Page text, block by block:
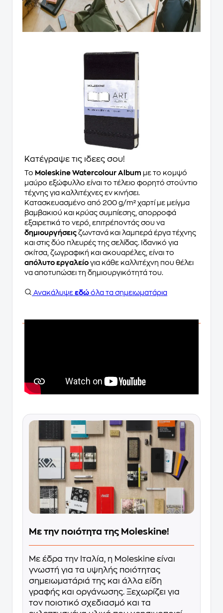
Κατέγραψε τις ιδεες σου!
Το Moleskine Watercolour Album με το κομψό
μαύρο εξώφυλλο είναι το τέλειο φορητό στούντιο
τέχνης για καλλιτέχνες εν κινήσει.
Κατασκευασμένο από 200 g/m² χαρτί με μείγμα
βαμβακιού και κρύας συμπίεσης, απορροφά
εξαιρετικά το νερό, επιτρέποντάς σου να
δημιουργήσεις ζωντανά και λαμπερά έργα τέχνης
και στις δύο πλευρές της σελίδας. Ιδανικό για
σκίτσα, ζωγραφική και ακουαρέλες, είναι το
απόλυτο εργαλείο για κάθε καλλιτέχνη που θέλει
να αποτυπώσει τη δημιουργικότητά του.
Ανακάλυψε εδώ όλα τα σημειωματάρια
Με την ποιότητα της Moleskine!
Με έδρα την Ιταλία, η Moleskine είναι
γνωστή για τα υψηλής ποιότητας
σημειωματάριά της και άλλα είδη
γραφής και οργάνωσης. Ξεχωρίζει για
τον ποιοτικό σχεδιασμό και τα